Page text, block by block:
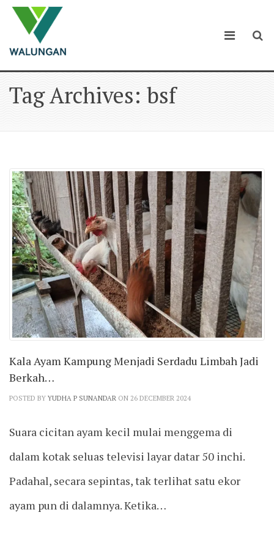
Tag Archives: bsf
Kala Ayam Kampung Menjadi Serdadu Limbah Jadi
Berkah…
POSTED BY YUDHA P SUNANDAR ON 26 DECEMBER 2024
Suara cicitan ayam kecil mulai menggema di
dalam kotak seluas televisi layar datar 50 inchi.
Padahal, secara sepintas, tak terlihat satu ekor
ayam pun di dalamnya. Ketika…